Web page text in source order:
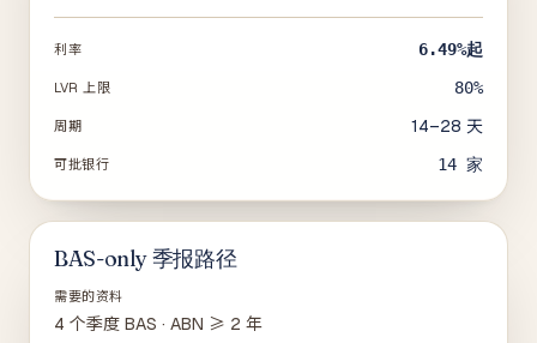
利率 6.49%起
LVR 上限 80%
周期 14–28 天
可批银行 14 家
BAS-only 季报路径
需要的资料
4 个季度 BAS · ABN ≥ 2 年